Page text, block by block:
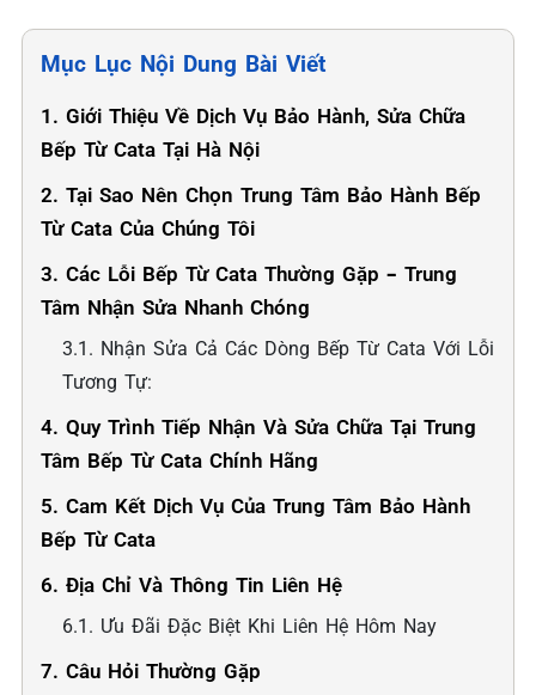
Mục Lục Nội Dung Bài Viết
1. Giới Thiệu Về Dịch Vụ Bảo Hành, Sửa Chữa
Bếp Từ Cata Tại Hà Nội
2. Tại Sao Nên Chọn Trung Tâm Bảo Hành Bếp
Từ Cata Của Chúng Tôi
3. Các Lỗi Bếp Từ Cata Thường Gặp – Trung
Tâm Nhận Sửa Nhanh Chóng
3.1. Nhận Sửa Cả Các Dòng Bếp Từ Cata Với Lỗi
Tương Tự:
4. Quy Trình Tiếp Nhận Và Sửa Chữa Tại Trung
Tâm Bếp Từ Cata Chính Hãng
5. Cam Kết Dịch Vụ Của Trung Tâm Bảo Hành
Bếp Từ Cata
6. Địa Chỉ Và Thông Tin Liên Hệ
6.1. Ưu Đãi Đặc Biệt Khi Liên Hệ Hôm Nay
7. Câu Hỏi Thường Gặp